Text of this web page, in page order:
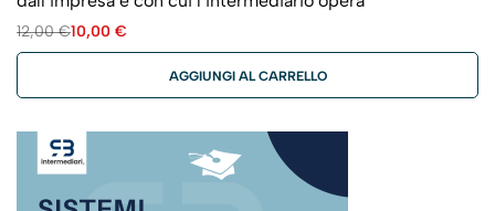
12,00€10,00 €
AGGIUNGI AL CARRELLO